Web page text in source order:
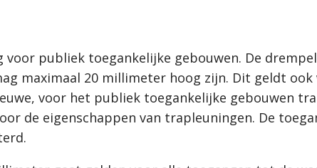
publiek toegankelijke gebouwen. De
maximaal 20 millimeter hoog zijn. Dit geldt
voor het publiek toegankelijke gebouwen
de eigenschappen van trapleuningen. De